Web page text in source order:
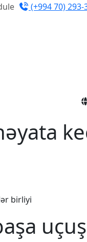
(+994 70) 293-
birliyi